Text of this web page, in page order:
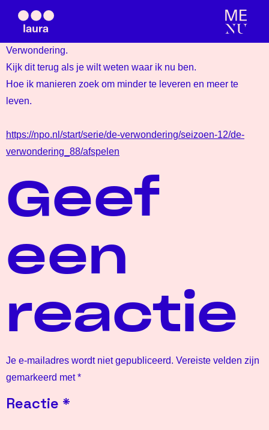
De Verwondering.
Ik was onlangs bij Annemiek Schrijver te gast bij de
Verwondering.
Kijk dit terug als je wilt weten waar ik nu ben.
Hoe ik manieren zoek om minder te leveren en meer te
leven.
https://npo.nl/start/serie/de-verwondering/seizoen-12/de-
verwondering_88/afspelen
Geef
een
reactie
Je e-mailadres wordt niet gepubliceerd. Vereiste velden zijn
gemarkeerd met*
Reactie *